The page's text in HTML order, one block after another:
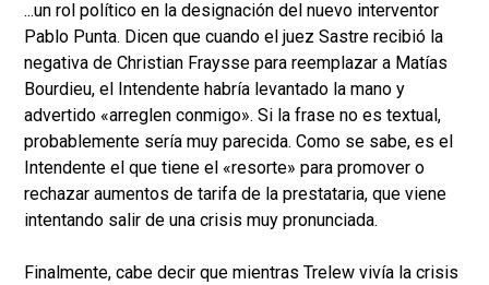
...un rol político en la designación del nuevo interventor
Pablo Punta. Dicen que cuando el juez Sastre recibió la
negativa de Christian Fraysse para reemplazar a Matías
Bourdieu, el Intendente habría levantado la mano y
advertido «arreglen conmigo». Si la frase no es textual,
probablemente sería muy parecida. Como se sabe, es el
Intendente el que tiene el «resorte» para promover o
rechazar aumentos de tarifa de la prestataria, que viene
intentando salir de una crisis muy pronunciada.
Finalmente, cabe decir que mientras Trelew vivía la crisis